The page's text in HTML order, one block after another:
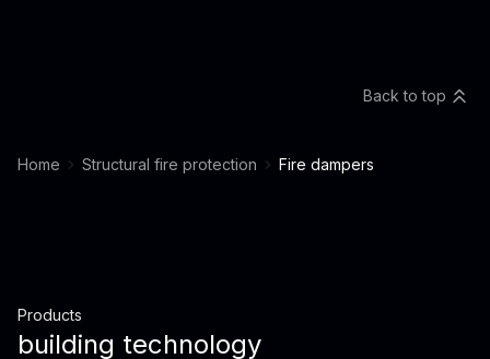
Home Structural fire protection Fire dampers
Back to top
Products
building technology